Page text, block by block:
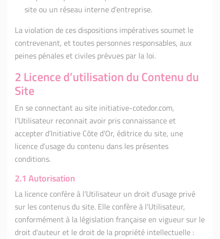
site ou un réseau interne d’entreprise.
La violation de ces dispositions impératives soumet le
contrevenant, et toutes personnes responsables, aux
peines pénales et civiles prévues par la loi.
2 Licence d’utilisation du Contenu du
Site
En se connectant au site initiative-cotedor.com,
l’Utilisateur reconnait avoir pris connaissance et
accepter d’Initiative Côte d'Or, éditrice du site, une
licence d’usage du contenu dans les présentes
conditions.
2.1 Autorisation
La licence confère à l’Utilisateur un droit d’usage privé
sur les contenus du site. Elle confère à l’Utilisateur,
conformément à la législation française en vigueur sur le
droit d'auteur et le droit de la propriété intellectuelle :